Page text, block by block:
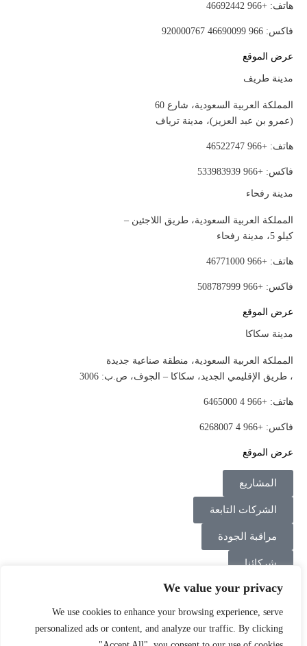
We value your privacy
We use cookies to enhance your browsing experience, serve
personalized ads or content, and analyze our traffic. By clicking
هاتف: +966 46692442
فاكس: 966 46690099 920000767
عرض الموقع
مدينة طريف
المملكة العربية السعودية، شارع 60
(عمرو بن عبد العزيز)، مدينة ترياف
هاتف: +966 46522747
فاكس: +966 533983939
مدينة رفحاء
المملكة العربية السعودية، طريق اللاجئين –
كيلو 5، مدينة رفحاء
هاتف: +966 46771000
فاكس: +966 508787999
عرض الموقع
مدينة سكاكا
المملكة العربية السعودية، منطقة صناعية جديدة
، طريق الإقليمي الجديد، سكاكا – الجوف، ص.ب: 3006
هاتف: +966 4 6465000
فاكس: +966 4 6268007
عرض الموقع
المشاريع
الشركات التابعة
مراقبة الجودة
شركائنا
اتصل بنا
Facebook
Linkedin